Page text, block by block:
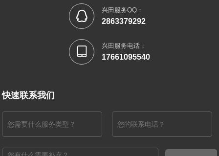
 兴田服务QQ：
2863379292
 兴田服务电话：
17661095540
快速联系我们